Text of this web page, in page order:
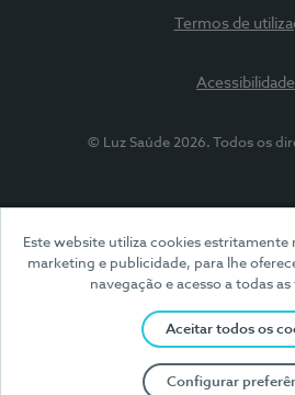
Este website utiliza cookies estritamente
marketing e publicidade, para lhe
navegação e acesso a todas
Aceitar todos os
Configurar
Termos de
Acessibilidade
© Luz Saúde 2026. Todos os